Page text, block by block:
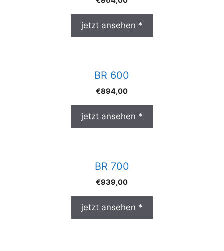
jetzt ansehen *
BR 600
€894,00
jetzt ansehen *
BR 700
€939,00
jetzt ansehen *